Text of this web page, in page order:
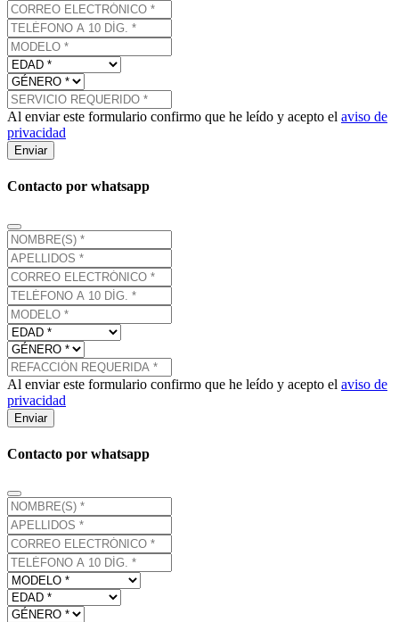
Al enviar este formulario confirmo que he leído y acepto el aviso de
privacidad
Enviar
Contacto por whatsapp
Al enviar este formulario confirmo que he leído y acepto el aviso de
privacidad
Enviar
Contacto por whatsapp